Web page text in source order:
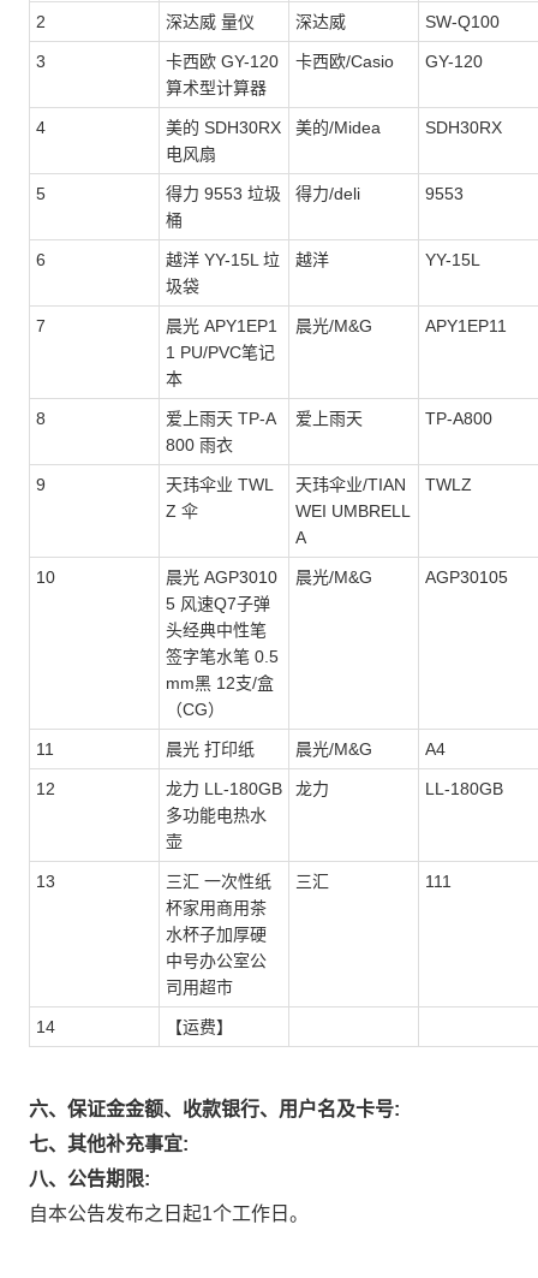
2 深达威 量仪 深达威 SW-Q100
3
卡西欧 GY-120
算术型计算器
卡西欧/Casio GY-120
4
美的 SDH30RX
电风扇
美的/Midea SDH30RX
5
得力 9553 垃圾
桶
得力/deli 9553
6
越洋 YY-15L 垃
圾袋
越洋 YY-15L
7
晨光 APY1EP1
1 PU/PVC笔记
本
晨光/M&G APY1EP11
8
爱上雨天 TP-A
800 雨衣
爱上雨天 TP-A800
9
天玮伞业 TWL
Z 伞
天玮伞业/TIAN
WEI UMBRELL
A
TWLZ
10
晨光 AGP3010
5 风速Q7子弹
头经典中性笔
签字笔水笔 0.5
mm黑 12支/盒
（CG）
晨光/M&G AGP30105
11 晨光 打印纸 晨光/M&G A4
12
龙力 LL-180GB
多功能电热水
壶
龙力 LL-180GB
13
三汇 一次性纸
杯家用商用茶
水杯子加厚硬
中号办公室公
司用超市
三汇 111
14 【运费】
六、保证金金额、收款银行、用户名及卡号:
七、其他补充事宜:
八、公告期限:
自本公告发布之日起1个工作日。